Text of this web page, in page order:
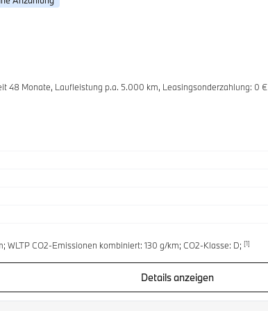
48 Monate, Laufleistung p.a. 5.000 km, Leasingsonderzahlung: 0 €
WLTP CO2-Emissionen kombiniert: 130 g/km; CO2-Klasse: D; [1]
Details anzeigen